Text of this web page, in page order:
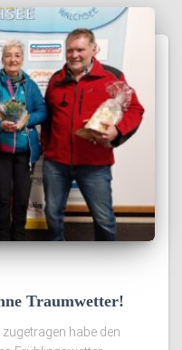
Traumwetter!
habe den